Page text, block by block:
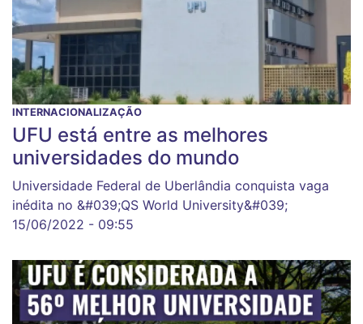
INTERNACIONALIZAÇÃO
UFU está entre as melhores
universidades do mundo
Universidade Federal de Uberlândia conquista vaga
inédita no &#039;QS World University&#039;
15/06/2022 - 09:55